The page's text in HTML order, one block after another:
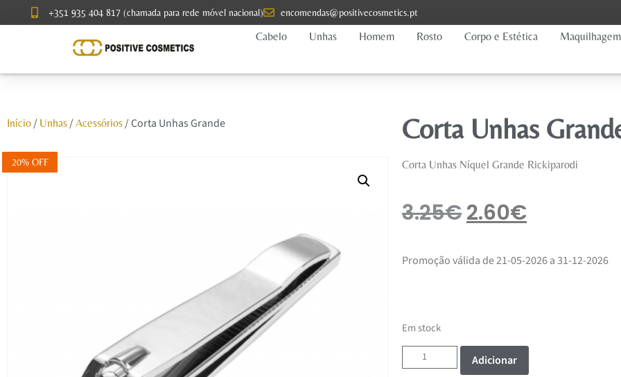
+351 935 404 817 (chamada para rede móvel nacional) encomendas@positivecosmetics.pt
Cabelo
Unhas Homem Rosto Corpo e Estética Maquilhagem
Início/ Unhas/ Acessórios/ Corta Unhas Grande
20% OFF
Corta Unhas
Corta Unhas Níquel Grande Rickiparodi
3.25€2.60€
Promoção válida de 21-05-2026 a 31-12-2026
Em stock
Adicionar